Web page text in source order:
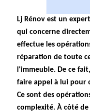
Lj Rénov est un
qui concerne
effectue les
réparation de toute
l'immeuble. De ce
faire appel à lui pour
Ce sont des
complexité. À côté